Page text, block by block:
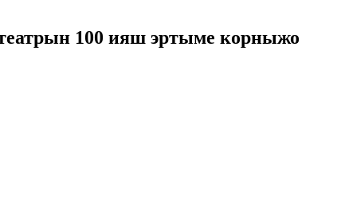
100 ияш эртыме корныжо